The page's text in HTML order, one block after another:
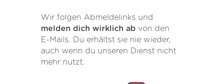
Wir folgen Abmeldelinks und
melden dich wirklich ab von den
E-Mails. Du erhältst sie nie wieder,
auch wenn du unseren Dienst nicht
mehr nutzt.